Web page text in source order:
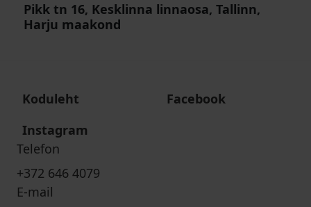
Pikk tn 16, Kesklinna linnaosa, Tallinn,
Harju maakond
Koduleht
Facebook
Instagram
Telefon
+372 646 4079
E-mail